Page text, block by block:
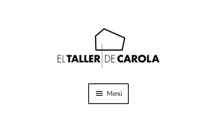
Menú